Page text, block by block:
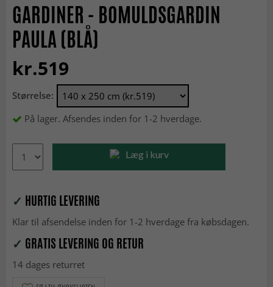
GARDINER - BOMULDSGARDIN
PAULA (BLÅ)
kr.519
Størrelse:
På lager. Afsendes inden for 1-2 hverdage.
Læg i kurv
✓ HURTIG LEVERING
Klar til afsendelse inden for 1-2 hverdage fra købsdagen.
✓ GRATIS LEVERING OG RETUR
14 dages returret